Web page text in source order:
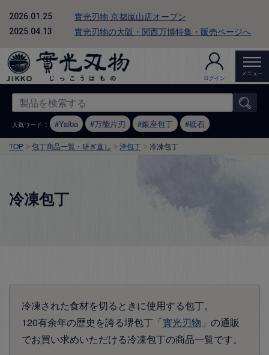
2026.01.25 實光刃物 京都嵐山店オープン
2025.04.13 實光刃物の大阪・関西万博特集・販売ページへ
ログイン
メニュー
人気ワード ： Yaiba 万能片刃 銀座包丁 砥石
TOP 包丁商品一覧・研ぎ直し 洋包丁 冷凍包丁
冷凍包丁
冷凍された食材を切るときに使用する包丁。
120有余年の歴史を誇る堺包丁「實光刃物 」の通販
でお買い求めいただける冷凍包丁の商品一覧です。